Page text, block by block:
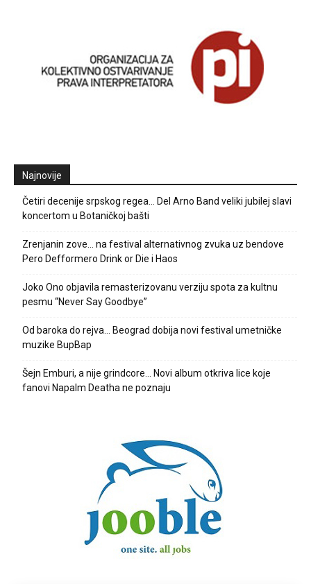
Najnovije
Četiri decenije srpskog regea… Del Arno Band veliki jubilej slavi
koncertom u Botaničkoj bašti
Zrenjanin zove… na festival alternativnog zvuka uz bendove
Pero Defformero Drink or Die i Haos
Joko Ono objavila remasterizovanu verziju spota za kultnu
pesmu “Never Say Goodbye”
Od baroka do rejva… Beograd dobija novi festival umetničke
muzike BupBap
Šejn Emburi, a nije grindcore… Novi album otkriva lice koje
fanovi Napalm Deatha ne poznaju